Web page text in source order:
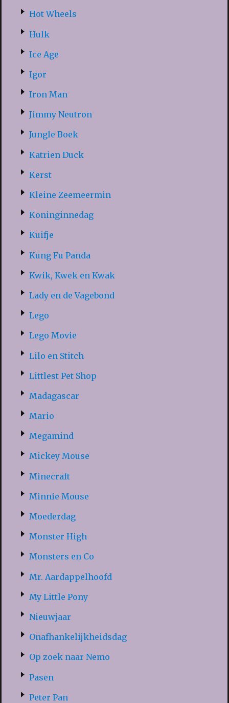
Hot Wheels
Hulk
Ice Age
Igor
Iron Man
Jimmy Neutron
Jungle Boek
Katrien Duck
Kerst
Kleine Zeemeermin
Koninginnedag
Kuifje
Kung Fu Panda
Kwik, Kwek en Kwak
Lady en de Vagebond
Lego
Lego Movie
Lilo en Stitch
Littlest Pet Shop
Madagascar
Mario
Megamind
Mickey Mouse
Minecraft
Minnie Mouse
Moederdag
Monster High
Monsters en Co
Mr. Aardappelhoofd
My Little Pony
Nieuwjaar
Onafhankelijkheidsdag
Op zoek naar Nemo
Pasen
Peter Pan